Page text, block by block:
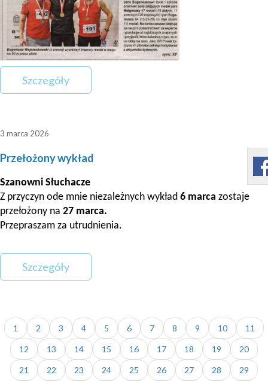
Szczegóły
3 marca 2026
Przełożony wykład
Szanowni Słuchacze
Z przyczyn ode mnie niezależnych wykład 6 marca zostaje
przełożony na 27 marca.
Przepraszam za utrudnienia.
Szczegóły
1 2 3 4 5 6 7 8 9 10 11
12 13 14 15 16 17 18 19 20
21 22 23 24 25 26 27 28 29